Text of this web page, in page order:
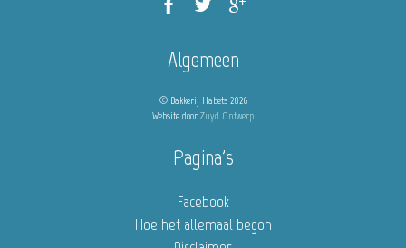
Algemeen
© Bakkerij Habets 2026
Website door Zuyd Ontwerp
Pagina's
Facebook
Hoe het allemaal begon